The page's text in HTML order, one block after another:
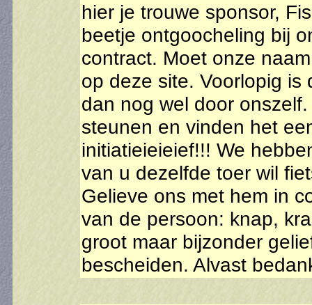
hier je trouwe sponsor,
beetje ontgoocheling bij
contract. Moet onze
op deze site. Voorlopig
dan nog wel door
steunen en vinden het
initiatieieieief!!! We
van u dezelfde toer wil
Gelieve ons met hem in
van de persoon: knap,
groot maar bijzonder
bescheiden. Alvast